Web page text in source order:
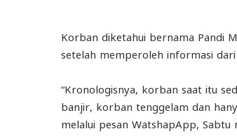
Korban diketahui bernama Pandi
setelah memperoleh informasi
“Kronologisnya, korban saat itu
banjir, korban tenggelam dan
melalui pesan WatshapApp, Sabtu